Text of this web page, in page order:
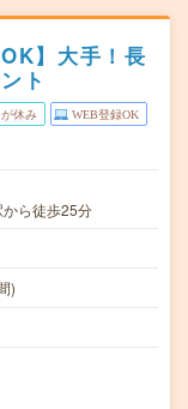
】大手！長
ト
休み WEB登録OK
ら徒歩25分
)